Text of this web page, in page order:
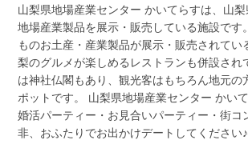
山梨県地場産業センター かいてらすは、山梨
地場産業製品を展示・販売している施設です
ものお土産・産業製品が展示・販売されてい
梨のグルメが楽しめるレストランも併設され
は神社仏閣もあり、観光客はもちろん地元の
ポットです。 山梨県地場産業センター かい
婚活パーティー・お見合いパーティー・街コ
非、おふたりでお出かけデートしてください